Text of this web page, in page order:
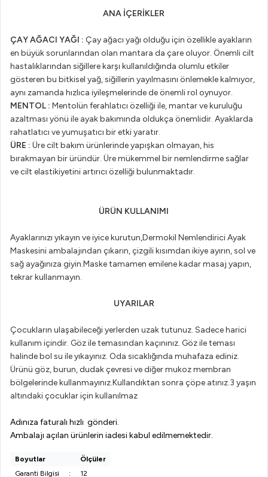
ANA İÇERİKLER
ÇAY AĞACI YAĞI : Çay ağacı yağı olduğu için özellikle ayakların
en büyük sorunlarından olan mantara da çare oluyor. Önemli cilt
hastalıklarından siğillere karşı kullanıldığında olumlu etkiler
gösteren bu bitkisel yağ, siğillerin yayılmasını önlemekle kalmıyor,
aynı zamanda hızlıca iyileşmelerinde de önemli rol oynuyor.
MENTOL : Mentolün ferahlatıcı özelliği ile, mantar ve kuruluğu
azaltması yönü ile ayak bakımında oldukça önemlidir. Ayaklarda
rahatlatıcı ve yumuşatıcı bir etki yaratır.
ÜRE : Üre cilt bakım ürünlerinde yapışkan olmayan, his
bırakmayan bir üründür. Üre mükemmel bir nemlendirme sağlar
ve cilt elastikiyetini artırıcı özelliği bulunmaktadır.
ÜRÜN KULLANIMI
Ayaklarınızı yıkayın ve iyice kurutun,Dermokil Nemlendirici Ayak
Maskesini ambalajından çıkarın, çizgili kısımdan ikiye ayırın, sol ve
sağ ayağınıza giyin.Maske tamamen emilene kadar masaj yapın,
tekrar kullanmayın.
UYARILAR
Çocukların ulaşabileceği yerlerden uzak tutunuz. Sadece harici
kullanım içindir. Göz ile temasından kaçınınız. Göz ile teması
halinde bol su ile yıkayınız. Oda sıcaklığında muhafaza ediniz.
Ürünü göz, burun, dudak çevresi ve diğer mukoz membran
bölgelerinde kullanmayınız.Kullandıktan sonra çöpe atınız.3 yaşın
altındaki çocuklar için kullanılmaz
Adınıza faturalı hızlı gönderi.
Ambalajı açılan ürünlerin iadesi kabul edilmemektedir.
Boyutlar
Ölçüler
Garanti Bilgisi
: 12